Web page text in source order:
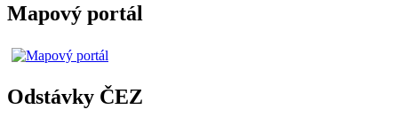
Mapový portál
Odstávky ČEZ